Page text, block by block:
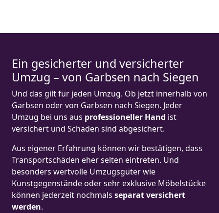
Ein gesicherter und versicherter
Umzug – von Garbsen nach Siegen
Und das gilt für jeden Umzug. Ob jetzt innerhalb von
Garbsen oder von Garbsen nach Siegen. Jeder
Umzug bei uns aus professioneller Hand ist
versichert und Schäden sind abgesichert.
Aus eigener Erfahrung können wir bestätigen, dass
Transportschäden eher selten eintreten. Und
besonders wertvolle Umzugsgüter wie
Kunstgegenstände oder sehr exklusive Möbelstücke
können jederzeit nochmals separat versichert
werden.